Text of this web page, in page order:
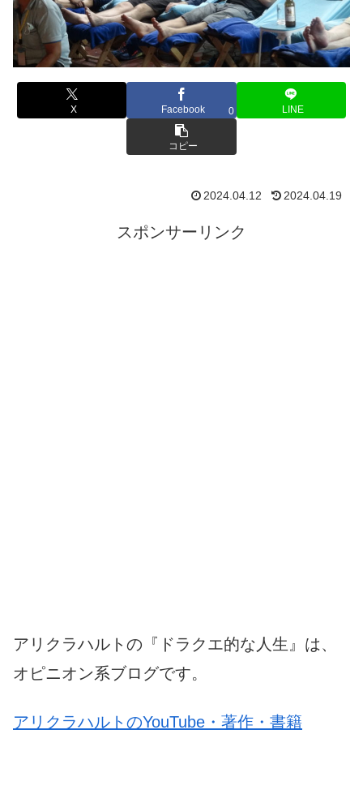
X Facebook 0 LINE
コピー
2024.04.12 2024.04.19
スポンサーリンク
アリクラハルトの『ドラクエ的な人生』は、
オピニオン系ブログです。
アリクラハルトのYouTube・著作・書籍